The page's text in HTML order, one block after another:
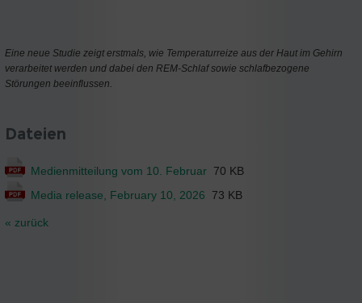
Eine neue Studie zeigt erstmals, wie Temperaturreize aus der Haut im Gehirn
verarbeitet werden und dabei den REM-Schlaf sowie schlafbezogene
Störungen beeinflussen.
Dateien
Medienmitteilung vom 10. Februar 70 KB
Media release, February 10, 2026
73 KB
« zurück